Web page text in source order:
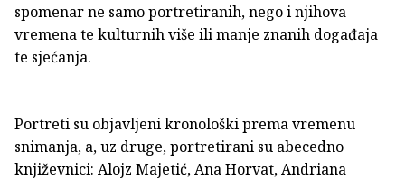
spomenar ne samo portretiranih, nego i njihova
vremena te kulturnih više ili manje znanih događaja
te sjećanja.
Portreti su objavljeni kronološki prema vremenu
snimanja, a, uz druge, portretirani su abecedno
književnici: Alojz Majetić, Ana Horvat, Andriana